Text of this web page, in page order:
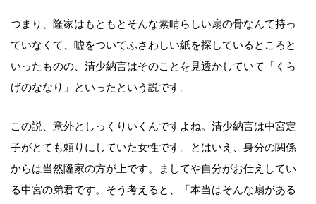
つまり、隆家はもともとそんな素晴らしい扇の骨なんて持っ
ていなくて、嘘をついてふさわしい紙を探しているところと
いったものの、清少納言はそのことを見透かしていて「くら
げのななり」といったという説です。
この説、意外としっくりいくんですよね。清少納言は中宮定
子がとても頼りにしていた女性です。とはいえ、身分の関係
からは当然隆家の方が上です。ましてや自分がお仕えしてい
る中宮の弟君です。そう考えると、「本当はそんな扇がある